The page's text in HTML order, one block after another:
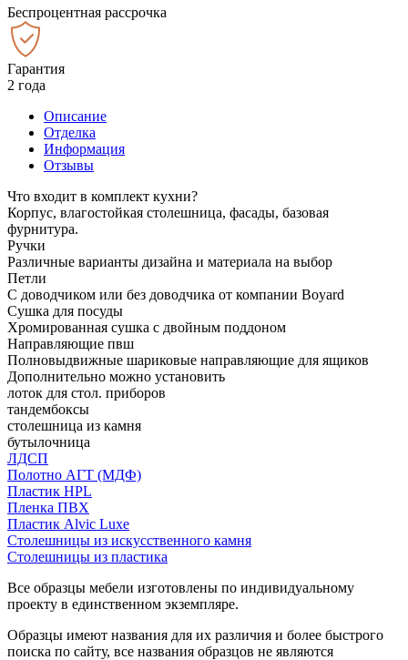
Беспроцентная рассрочка
Гарантия
2 года
Описание
Отделка
Информация
Отзывы
Что входит в комплект кухни?
Корпус, влагостойкая столешница, фасады, базовая
фурнитура.
Ручки
Различные варианты дизайна и материала на выбор
Петли
С доводчиком или без доводчика от компании Boyard
Сушка для посуды
Хромированная сушка с двойным поддоном
Направляющие пвш
Полновыдвижные шариковые направляющие для ящиков
Дополнительно можно установить
лоток для стол. приборов
тандембоксы
столешница из камня
бутылочница
ЛДСП
Полотно АГТ (МДФ)
Пластик HPL
Пленка ПВХ
Пластик Alvic Luxe
Столешницы из искусственного камня
Столешницы из пластика
Все образцы мебели изготовлены по индивидуальному
проекту в единственном экземпляре.
Образцы имеют названия для их различия и более быстрого
поиска по сайту, все названия образцов не являются